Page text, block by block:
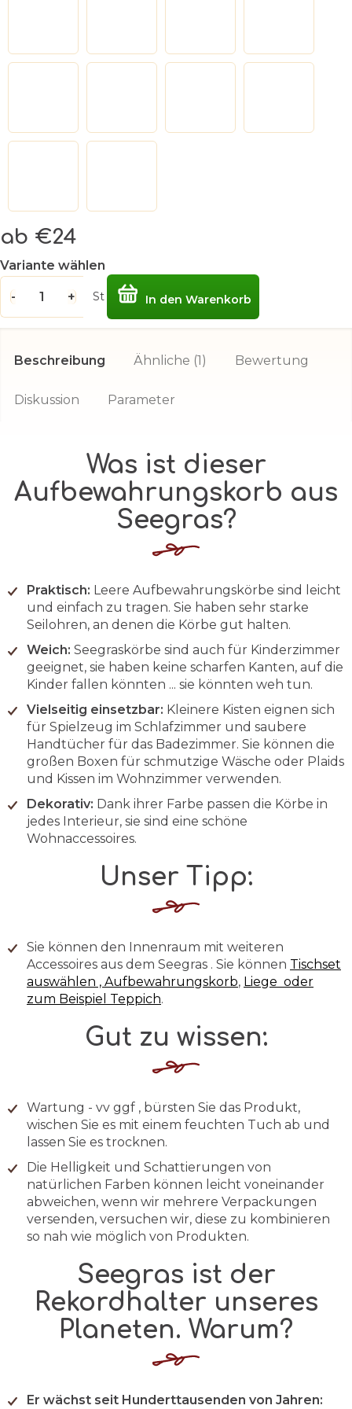
ab €24
Variante wählen
In den Warenkorb
St
Beschreibung Ähnliche (1) Bewertung
Diskussion Parameter
Was ist dieser
Aufbewahrungskorb aus
Seegras?
Praktisch: Leere Aufbewahrungskörbe sind leicht
und einfach zu tragen. Sie haben sehr starke
Seilohren, an denen die Körbe gut halten.
Weich: Seegraskörbe sind auch für Kinderzimmer
geeignet, sie haben keine scharfen Kanten, auf die
Kinder fallen könnten ... sie könnten weh tun.
Vielseitig einsetzbar: Kleinere Kisten eignen sich
für Spielzeug im Schlafzimmer und saubere
Handtücher für das Badezimmer. Sie können die
großen Boxen für schmutzige Wäsche oder Plaids
und Kissen im Wohnzimmer verwenden.
Dekorativ: Dank ihrer Farbe passen die Körbe in
jedes Interieur, sie sind eine schöne
Wohnaccessoires.
Unser Tipp:
Sie können den Innenraum mit weiteren
Accessoires aus dem Seegras . Sie können Tischset
auswählen , Aufbewahrungskorb, Liege oder
zum Beispiel Teppich.
Gut zu wissen:
Wartung - vv ggf , bürsten Sie das Produkt,
wischen Sie es mit einem feuchten Tuch ab und
lassen Sie es trocknen.
Die Helligkeit und Schattierungen von
natürlichen Farben können leicht voneinander
abweichen, wenn wir mehrere Verpackungen
versenden, versuchen wir, diese zu kombinieren
so nah wie möglich von Produkten.
Seegras ist der
Rekordhalter unseres
Planeten. Warum?
Er wächst seit Hunderttausenden von Jahren: